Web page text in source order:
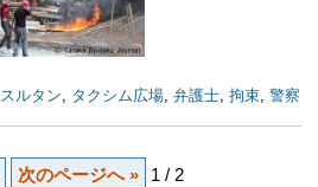
スルタン, タクシム広場, 弁護士, 拘束, 警察
次のページへ » 1 / 2